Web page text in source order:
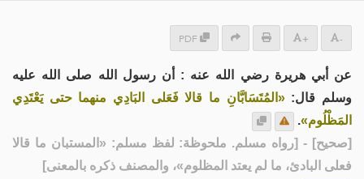
PDF + -
عن أبي هريرة رضي الله عنه : أن رسول الله صلى الله عليه
وسلم قال:«المُتَسَابَّانِ ما قالا فَعَلى البَادِي منهما حتى يَعْتَدِي
المَظْلُوم».
[صحيح] - [رواه مسلم. ملحوظة: لفظ مسلم: «المستبان ما قالا
فعلى البادئ، ما لم يعتد المظلوم»، والمصنف ذكره بالمعنى]